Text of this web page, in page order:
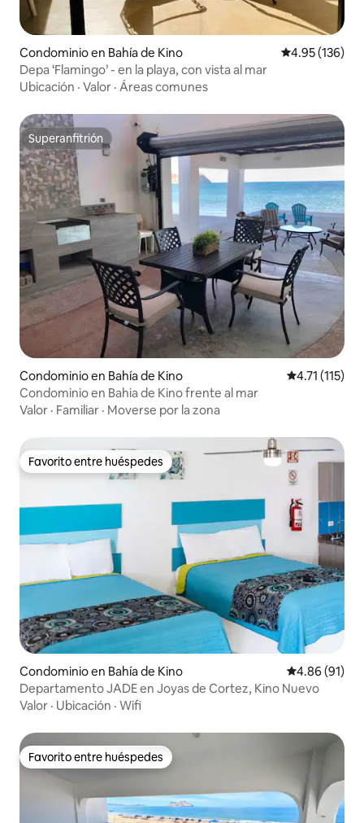
Condominio en Bahía de Kino Calificación
4.95 (136)
Depa ‘Flamingo’ - en la playa, con vista al mar
Ubicación · Valor · Áreas comunes
Superanfitrión
Superanfitrión
Condominio en Bahía de Kino Calificación
4.71 (115)
Condominio en Bahia de Kino frente al mar
Valor · Familiar · Moverse por la zona
Favorito entre huéspedes
Favorito entre huéspedes
Condominio en Bahía de Kino Calificación
4.86 (91)
Departamento JADE en Joyas de Cortez, Kino Nuevo
Valor · Ubicación · Wifi
Favorito entre huéspedes
Favorito entre huéspedes